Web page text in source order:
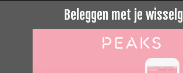
Beleggen met je